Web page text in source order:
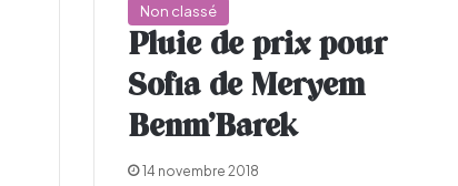
Non classé
Pluie de prix pour
Sofia de Meryem
Benm’Barek
14 novembre 2018